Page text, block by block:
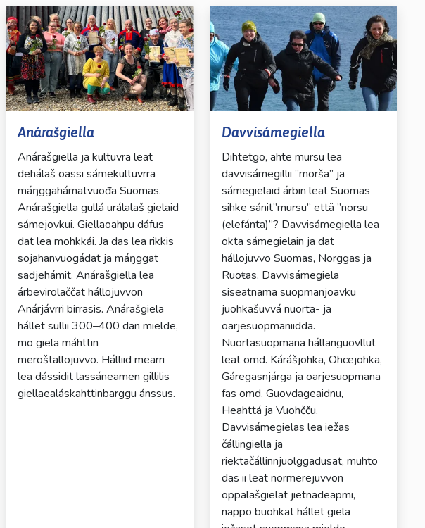
Anárašgiella
Anárašgiella ja kultuvra leat
dehálaš oassi sámekultuvrra
máŋggahámatvuođa Suomas.
Anárašgiella gullá urálalaš gielaid
sámejovkui. Giellaoahpu dáfus
dat lea mohkkái. Ja das lea rikkis
sojahanvuogádat ja máŋggat
sadjehámit. Anárašgiella lea
árbevirolaččat hállojuvvon
Anárjávrri birrasis. Anárašgiela
hállet sullii 300–400 dan mielde,
mo giela máhttin
meroštallojuvvo. Hálliid mearri
lea dássidit lassáneamen gillilis
giellaealáskahttinbarggu ánssus.
Davvisámegiella
Dihtetgo, ahte mursu lea
davvisámegillii ”morša” ja
sámegielaid árbin leat Suomas
sihke sánit”mursu” että ”norsu
(elefánta)”? Davvisámegiella lea
okta sámegielain ja dat
hállojuvvo Suomas, Norggas ja
Ruoŧas. Davvisámegiela
siseatnama suopmanjoavku
juohkašuvvá nuorta- ja
oarjesuopmaniidda.
Nuortasuopmana hállanguovllut
leat omd. Kárášjohka, Ohcejohka,
Gáregasnjárga ja oarjesuopmana
fas omd. Guovdageaidnu,
Heahttá ja Vuohčču.
Davvisámegielas lea iežas
čállingiella ja
riektačállinnjuolggadusat, muhto
das ii leat normerejuvvon
oppalašgielat jietnadeapmi,
nappo buohkat hállet giela